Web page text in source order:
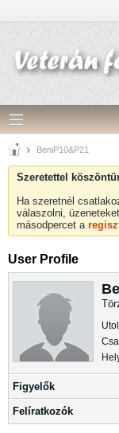
BeniP10&P21
Szeretettel
Ha szeretnél
válaszolni,
másodpercet a
User Profile
Figyelők
Felíratkozók